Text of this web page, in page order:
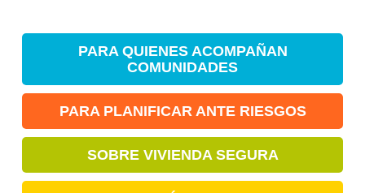
PARA PLANIFICAR ANTE RIESGOS
PARA QUIENES ACOMPAÑAN
COMUNIDADES
SOBRE VIVIENDA SEGURA